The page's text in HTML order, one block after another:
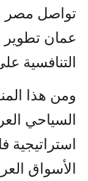
تواصل مصر
عمان تطوير
التنافسية
ومن هذا
السياحي
استراتيجية
الأسواق